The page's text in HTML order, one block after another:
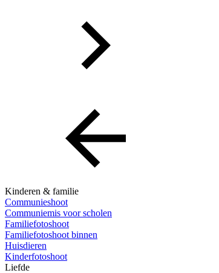
Kinderen & familie
Communieshoot
Communiemis voor scholen
Familiefotoshoot
Familiefotoshoot binnen
Huisdieren
Kinderfotoshoot
Liefde